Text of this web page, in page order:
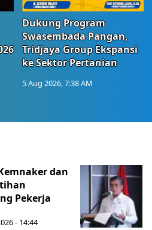
Dukung Program
Swasembada Pangan,
Tridjaya Group Ekspansi
ke Sektor Pertanian
5 Aug 2026, 7:38 AM
dan
Pekerja
- 14:44